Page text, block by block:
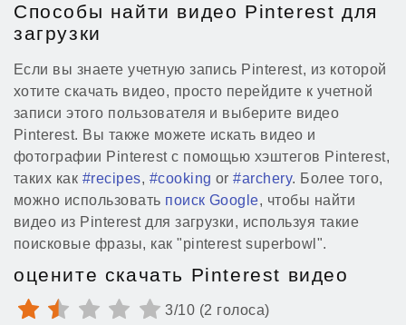
Способы найти видео Pinterest для
загрузки
Если вы знаете учетную запись Pinterest, из которой
хотите скачать видео, просто перейдите к учетной
записи этого пользователя и выберите видео
Pinterest. Вы также можете искать видео и
фотографии Pinterest с помощью хэштегов Pinterest,
таких как #recipes, #cooking or#archery. Более того,
можно использовать поиск Google, чтобы найти
видео из Pinterest для загрузки, используя такие
поисковые фразы, как "pinterest superbowl".
оцените скачать Pinterest видео
3/10 (2 голоса)